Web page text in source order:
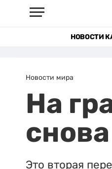
НОВОСТИ
Новости мира
На
Это вторая